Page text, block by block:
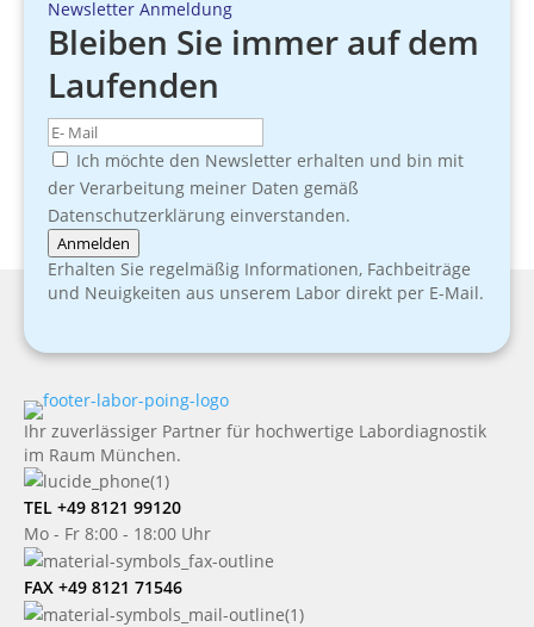
Newsletter Anmeldung
Bleiben Sie immer auf dem
Laufenden
Ich möchte den Newsletter erhalten und bin mit
der Verarbeitung meiner Daten gemäß
Datenschutzerklärung einverstanden.
Anmelden
Erhalten Sie regelmäßig Informationen, Fachbeiträge
und Neuigkeiten aus unserem Labor direkt per E-Mail.
Ihr zuverlässiger Partner für hochwertige Labordiagnostik
im Raum München.
TEL +49 8121 99120
Mo - Fr 8:00 - 18:00 Uhr
FAX +49 8121 71546